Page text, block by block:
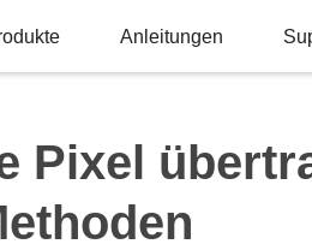
Anleitungen
Pixel